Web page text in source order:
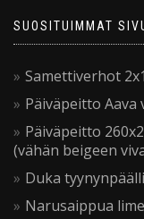
SUOSITUIMMAT
Samettiverhot
Päiväpeitto Aava
Päiväpeitto
(vähän beigeen
Duka
Narusaippua